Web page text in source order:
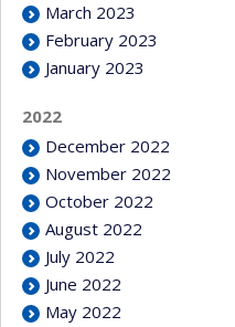
March 2023
February 2023
January 2023
2022
December 2022
November 2022
October 2022
August 2022
July 2022
June 2022
May 2022